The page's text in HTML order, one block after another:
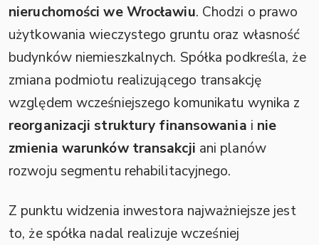
nieruchomości we Wrocławiu. Chodzi o prawo
użytkowania wieczystego gruntu oraz własność
budynków niemieszkalnych. Spółka podkreśla, że
zmiana podmiotu realizującego transakcję
względem wcześniejszego komunikatu wynika z
reorganizacji struktury finansowania i nie
zmienia warunków transakcji ani planów
rozwoju segmentu rehabilitacyjnego.
Z punktu widzenia inwestora najważniejsze jest
to, że spółka nadal realizuje wcześniej